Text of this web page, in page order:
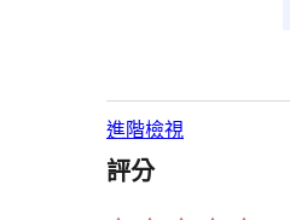
進階檢視
評分